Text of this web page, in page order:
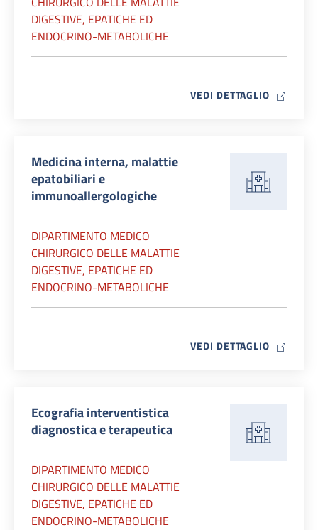
DIGESTIVE, EPATICHE ED
ENDOCRINO-METABOLICHE
VEDI DETTAGLIO MAP ICON
Medicina interna, malattie
epatobiliari e
immunoallergologiche
DIPARTIMENTO MEDICO
CHIRURGICO DELLE MALATTIE
DIGESTIVE, EPATICHE ED
ENDOCRINO-METABOLICHE
VEDI DETTAGLIO MAP ICON
Ecografia interventistica
diagnostica e terapeutica
DIPARTIMENTO MEDICO
CHIRURGICO DELLE MALATTIE
DIGESTIVE, EPATICHE ED
ENDOCRINO-METABOLICHE